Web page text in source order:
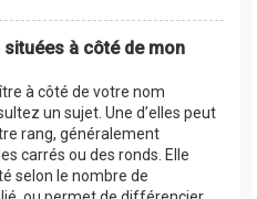
à côté de mon
à côté de votre nom
un sujet. Une d’elles peut
rang, généralement
carrés ou des ronds. Elle
selon le nombre de